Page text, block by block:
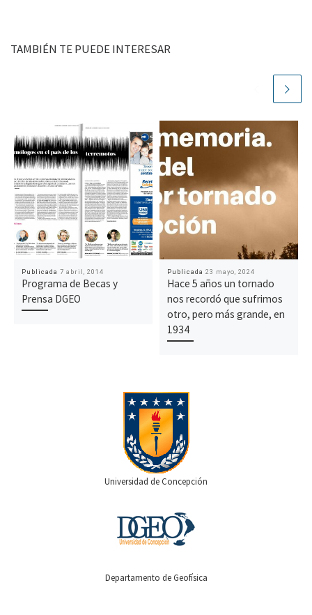
TAMBIÉN TE PUEDE INTERESAR
Publicada 7 abril, 2014
Programa de Becas y
Prensa DGEO
Publicada 23 mayo, 2024
Hace 5 años un tornado
nos recordó que sufrimos
otro, pero más grande, en
1934
Universidad de Concepción
Departamento de Geofísica